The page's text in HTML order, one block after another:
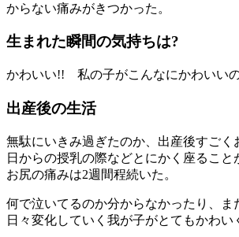
からない痛みがきつかった。
生まれた瞬間の気持ちは?
かわいい!! 私の子がこんなにかわいい
出産後の生活
無駄にいきみ過ぎたのか、出産後すごく
日からの授乳の際などとにかく座ること
お尻の痛みは2週間程続いた。
何で泣いてるのか分からなかったり、ま
日々変化していく我が子がとてもかわい